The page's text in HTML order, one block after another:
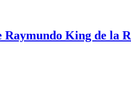
King de la